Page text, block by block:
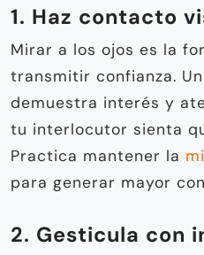
1. Haz contacto
Mirar a los ojos es la
transmitir confianza.
demuestra interés y
tu interlocutor sienta
Practica mantener la
para generar mayor
2. Gesticula con